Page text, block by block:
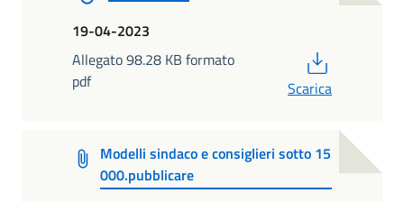
19-04-2023
Allegato 98.28 KB formato
pdf
Scarica
Modelli sindaco e consiglieri sotto 15
000.pubblicare